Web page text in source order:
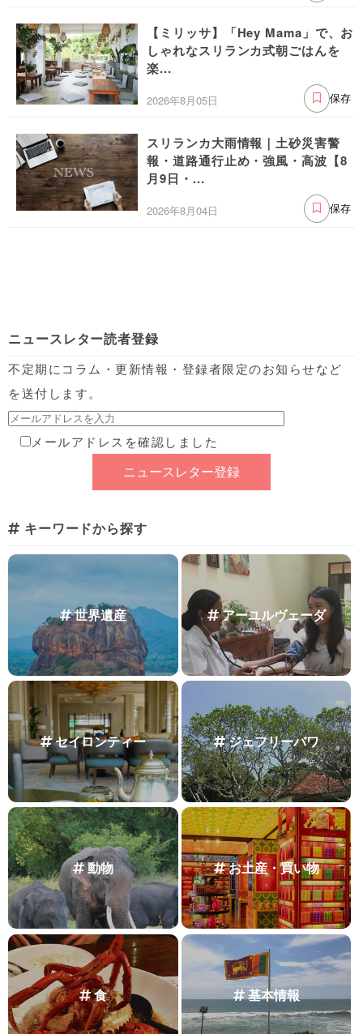
【ミリッサ】「Hey Mama」で、お
しゃれなスリランカ式朝ごはんを
楽...
2026年8月05日 保存
スリランカ大雨情報｜土砂災害警
報・道路通行止め・強風・高波【8
月9日・...
2026年8月04日 保存
ニュースレター読者登録
不定期にコラム・更新情報・登録者限定のお知らせなど
を送付します。
メールアドレスを確認しました
キーワードから探す
世界遺産 アーユルヴェーダ
セイロンティー ジェフリーバワ
動物 お土産・買い物
食 基本情報